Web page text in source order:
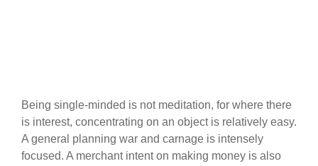
Being single-minded is not meditation, for where there
is interest, concentrating on an object is relatively easy.
A general planning war and carnage is intensely
focused. A merchant intent on making money is also